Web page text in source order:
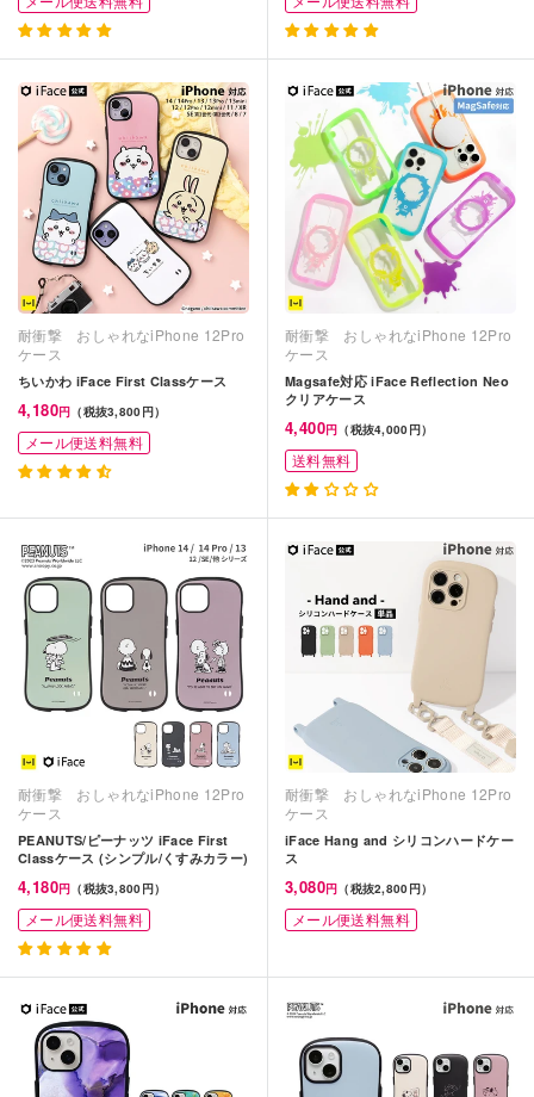
耐衝撃 おしゃれなiPhone 12Pro
ケース
ちいかわ iFace First Classケース
4,180円 （税抜3,800円）
メール便送料無料
耐衝撃 おしゃれなiPhone 12Pro
ケース
Magsafe対応 iFace Reflection Neo
クリアケース
4,400円 （税抜4,000円）
送料無料
耐衝撃 おしゃれなiPhone 12Pro
ケース
PEANUTS/ピーナッツ iFace First
Classケース (シンプル/くすみカラー)
4,180円 （税抜3,800円）
メール便送料無料
耐衝撃 おしゃれなiPhone 12Pro
ケース
iFace Hang and シリコンハードケー
ス
3,080円 （税抜2,800円）
メール便送料無料